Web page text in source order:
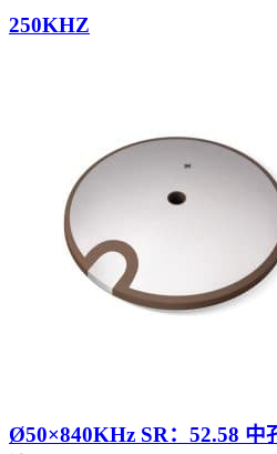
250KHZ
Ø50×840KHz SR：52.58 中